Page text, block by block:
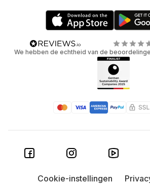
We hebben de echtheid van de
Cookie-instellingen